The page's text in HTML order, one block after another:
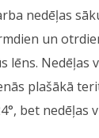
nedēļas
un
lēns. Nedēļas
plašākā
bet nedēļas